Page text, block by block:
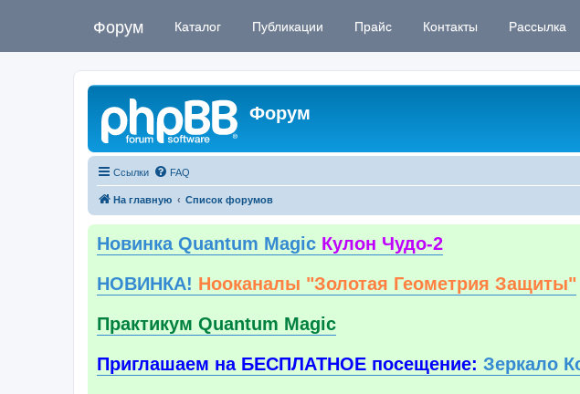
Форум Каталог Публикации Прайс Контакты Рассылка
Форум
Ссылки FAQ
На главную Список форумов
Новинка Quantum Magic Кулон Чудо-2
НОВИНКА! Нооканалы "Золотая Геометрия Защиты"
Практикум Quantum Magic
Приглашаем на БЕСПЛАТНОЕ посещение: Зеркало